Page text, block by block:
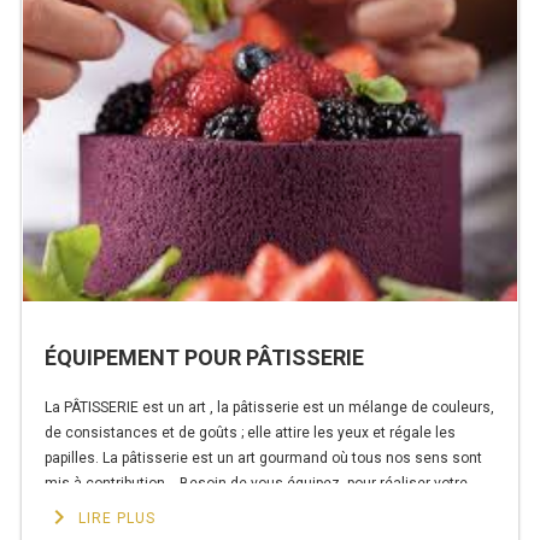
PRÉSENTOIR À INGRÉDIENTS
PROFONDEUR 300 VITRÉE
PROFONDEUR 400 VITRÉE
PROFONDEUR 300 INOX
PROFONDEUR 400 INOX
RÉFRIGÉRATEUR VITRÉ
RÉFRI / CONGÉL BOULANGERIE
ÉQUIPEMENT POUR PÂTISSERIE
La PÂTISSERIE est un art , la pâtisserie est un mélange de couleurs,
de consistances et de goûts ; elle attire les yeux et régale les
papilles. La pâtisserie est un art gourmand où tous nos sens sont
mis à contribution. Besoin de vous équipez pour réaliser votre
gâteau ou vos pâtisseries ? Chez …
keyboard_arrow_right LIRE PLUS